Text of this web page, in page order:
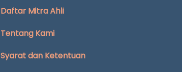
Daftar Mitra Ahli
Tentang Kami
Syarat dan Ketentuan